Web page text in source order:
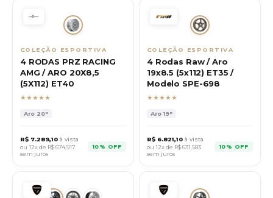
COLEÇÃO ESPORTIVA
4 RODAS PRZ RACING
AMG / ARO 20X8,5
(5X112) ET40
★★★★★
Aro 20"
R$ 7.289,10 à vista
ou 12x de R$674,917
sem juros
10% OFF
COLEÇÃO ESPORTIVA
4 Rodas Raw / Aro
19x8.5 (5x112) ET35 /
Modelo SPE-698
★★★★★
Aro19"
R$ 6.821,10 à vista
ou 12x de R$631,583
sem juros
10% OFF